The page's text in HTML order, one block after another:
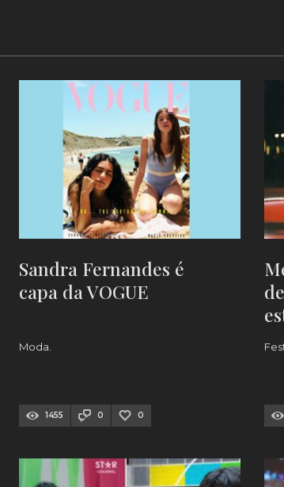
Sandra Fernandes é
capa da VOGUE
Moda.
1455 0 0